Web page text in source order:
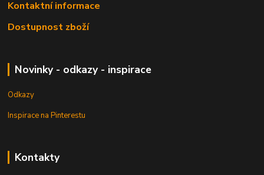
Kontaktní informace
Dostupnost zboží
Novinky - odkazy - inspirace
Odkazy
Inspirace na Pinterestu
Kontakty